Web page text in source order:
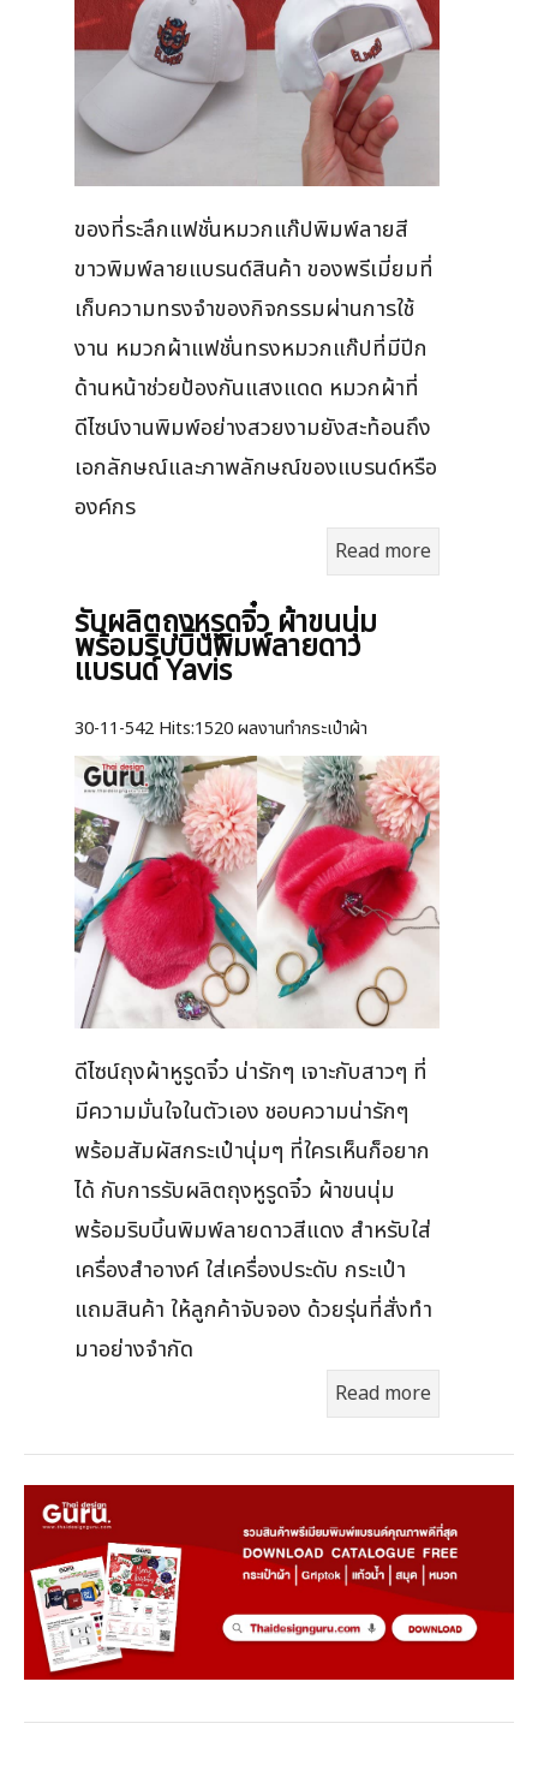
ของที่ระลึกแฟชั่นหมวกแก๊ปพิมพ์ลายสี
ขาวพิมพ์ลายแบรนด์สินค้า ของพรีเมี่ยมที่
เก็บความทรงจำของกิจกรรมผ่านการใช้
งาน หมวกผ้าแฟชั่นทรงหมวกแก๊ปที่มีปีก
ด้านหน้าช่วยป้องกันแสงแดด หมวกผ้าที่
ดีไซน์งานพิมพ์อย่างสวยงามยังสะท้อนถึง
เอกลักษณ์และภาพลักษณ์ของแบรนด์หรือ
องค์กร
Read more
รับผลิตถุงหูรูดจิ๋ว ผ้าขนนุ่ม
พร้อมริบบิ้นพิมพ์ลายดาว
แบรนด์ Yavis
30-11-542 Hits:1520 ผลงานทำกระเป๋าผ้า
ดีไซน์ถุงผ้าหูรูดจิ๋ว น่ารักๆ เจาะกับสาวๆ ที่
มีความมั่นใจในตัวเอง ชอบความน่ารักๆ
พร้อมสัมผัสกระเป๋านุ่มๆ ที่ใครเห็นก็อยาก
ได้ กับการรับผลิตถุงหูรูดจิ๋ว ผ้าขนนุ่ม
พร้อมริบบิ้นพิมพ์ลายดาวสีแดง สำหรับใส่
เครื่องสำอางค์ ใส่เครื่องประดับ กระเป๋า
แถมสินค้า ให้ลูกค้าจับจอง ด้วยรุ่นที่สั่งทำ
มาอย่างจำกัด
Read more